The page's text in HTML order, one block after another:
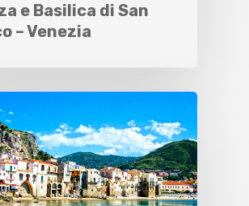
e Basilica di San
– Venezia